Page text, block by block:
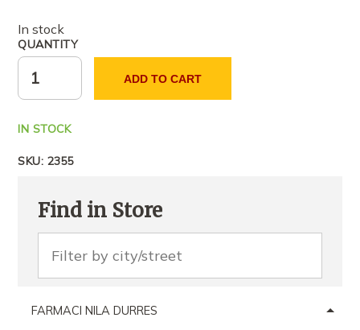
In stock
QUANTITY
ADD TO CART
IN STOCK
SKU: 2355
Find in Store
FARMACI NILA DURRES